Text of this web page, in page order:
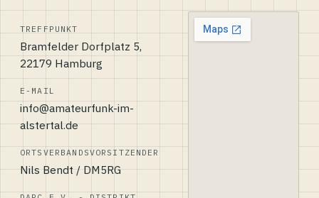
TREFFPUNKT
Bramfelder Dorfplatz 5,
22179 Hamburg
E-MAIL
info@amateurfunk-im-
alstertal.de
ORTSVERBANDSVORSITZENDER
Nils Bendt / DM5RG